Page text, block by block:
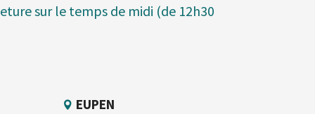
sur le temps de midi (de 12h30
EUPEN